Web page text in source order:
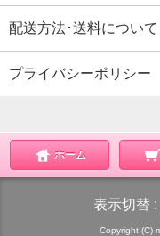
配送方法･送料について
プライバシーポリシー
ホーム
表示切替 :
Copyright (C)